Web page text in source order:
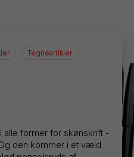
Tegneartikler
alle former for skønskrift -
den kommer i et væld